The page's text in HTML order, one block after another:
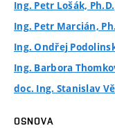
Ing. Petr Lošák, Ph.D.
Ing. Petr Marcián,
Ing. Ondřej
Ing. Barbora
doc. Ing. Stanislav
OSNOVA